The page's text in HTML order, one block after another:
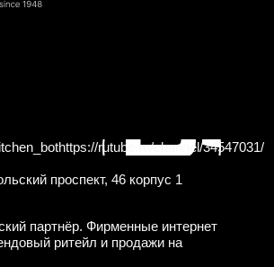
https://rutube.ru/channel/34547031/
проспект, 46 корпус 1
партнёр. Фирменные интернет
ритейл и продажи на